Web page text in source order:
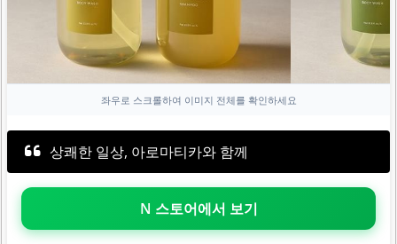
좌우로 스크롤하여 이미지 전체를 확인하세요
상쾌한 일상, 아로마티카와 함께
N 스토어에서 보기